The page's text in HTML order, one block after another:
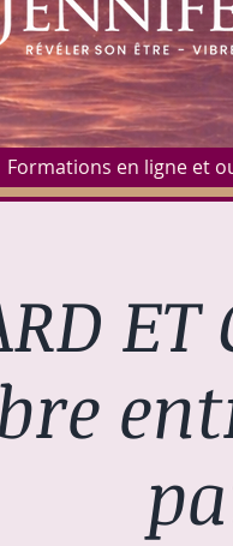
Formations en ligne et
ET